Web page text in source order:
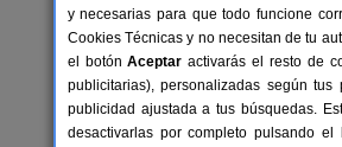
Casa Rural Las Cáscaras
Tejeda (Gran Canaria)
y necesarias para que todo funcione
Cookies Técnicas y no necesitan de tu
el botónAceptar activarás el resto de
publicitarias), personalizadas según tus
publicidad ajustada a tus búsquedas.
desactivarlas por completo pulsando el